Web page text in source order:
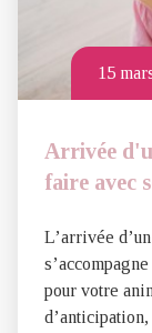
15
Arrivée
faire avec
L’arrivée
pour votre